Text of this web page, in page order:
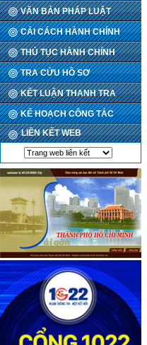
VĂN BẢN PHÁP LUẬT
CẢI CÁCH HÀNH CHÍNH
THỦ TỤC HÀNH CHÍNH
TRA CỨU HỒ SƠ
KẾT LUẬN THANH TRA
KẾ HOẠCH CÔNG TÁC
LIÊN KẾT WEB